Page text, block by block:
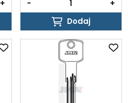
+
-
+
Dodaj
Dodaj